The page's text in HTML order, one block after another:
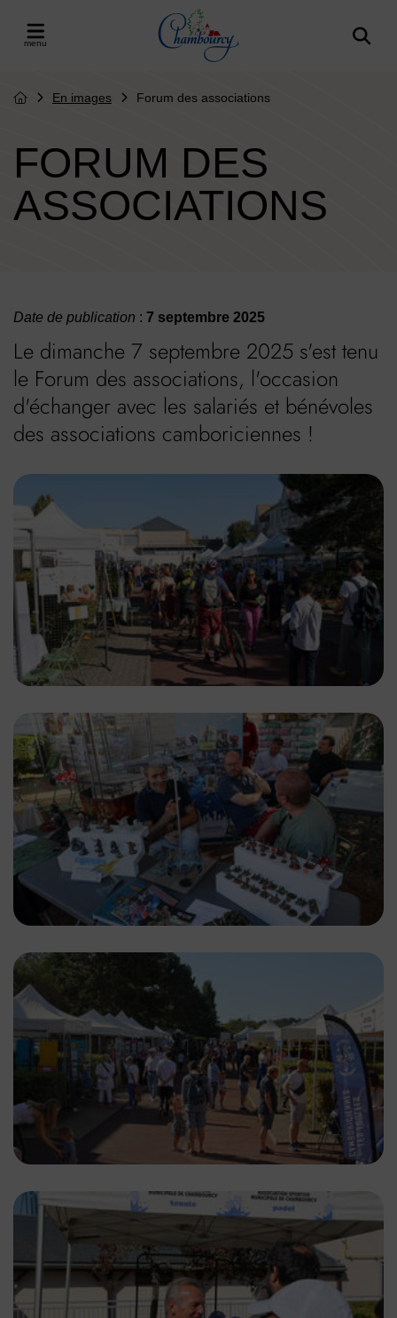
Retour à l'accueil
le menu
Page d'accueil du site
En images Forum des associations
FORUM DES
ASSOCIATIONS
Date de publication : 7 septembre 2025
Le dimanche 7 septembre 2025 s'est tenu
le Forum des associations, l'occasion
d'échanger avec les salariés et bénévoles
des associations camboriciennes !